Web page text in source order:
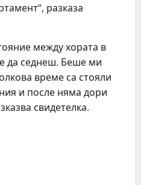
разказа
между хората в
да седнеш. Беше ми
време са стояли
и после няма дори
свидетелка.